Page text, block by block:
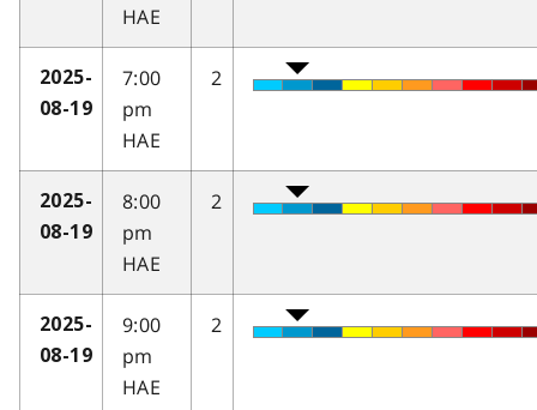
HAE
2025-
08-19
7:00
pm
HAE
2
2025-
08-19
8:00
pm
HAE
2
2025-
08-19
9:00
pm
HAE
2